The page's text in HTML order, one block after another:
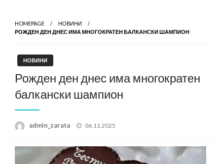
HOMEPAGE
НОВИНИ
РОЖДЕН ДЕН ДНЕС ИМА МНОГОКРАТЕН БАЛКАНСКИ ШАМПИОН
НОВИНИ
Рожден ден днес има многократен
балкански шампион
admin_zarata
Posted
06.11.2025